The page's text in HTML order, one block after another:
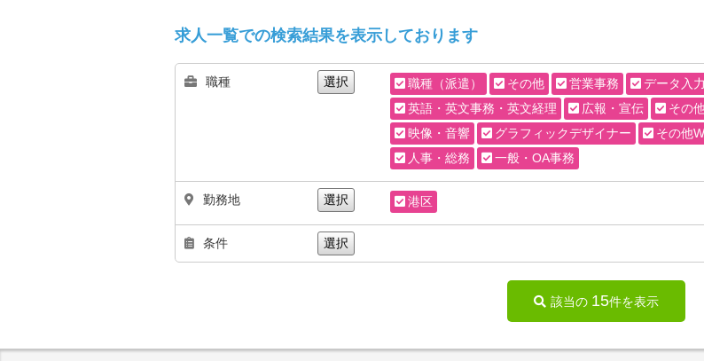
求人一覧での検索結果を表示しております
職種 選択 職種（派遣） その他 営業事務 データ入力
英語・英文事務・英文経理
広報・宣伝 その
映像・音響
グラフィックデザイナー その他
人事・総務
一般・OA事務
勤務地 選択 港区
条件 選択
該当の 15件を表示